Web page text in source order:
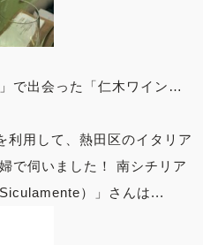
で出会った「仁木ワイン…
利用して、熱田区のイタリア
で伺いました！ 南シチリア
）」さんは...